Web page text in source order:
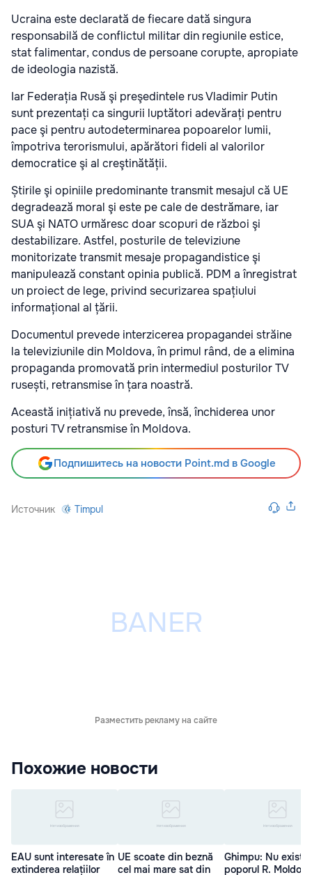
Ucraina este declarată de fiecare dată singura
responsabilă de conflictul militar din regiunile estice,
stat falimentar, condus de persoane corupte, apropiate
de ideologia nazistă.
Iar Federația Rusă şi preşedintele rus Vladimir Putin
sunt prezentați ca singurii luptători adevărați pentru
pace şi pentru autodeterminarea popoarelor lumii,
împotriva terorismului, apărători fideli al valorilor
democratice şi al creştinătății.
Știrile şi opiniile predominante transmit mesajul că UE
degradează moral şi este pe cale de destrămare, iar
SUA şi NATO urmăresc doar scopuri de război şi
destabilizare. Astfel, posturile de televiziune
monitorizate transmit mesaje propagandistice şi
manipulează constant opinia publică. PDM a înregistrat
un proiect de lege, privind securizarea spațiului
informațional al țării.
Documentul prevede interzicerea propagandei străine
la televiziunile din Moldova, în primul rând, de a elimina
propaganda promovată prin intermediul posturilor TV
rusești, retransmise în țara noastră.
Această inițiativă nu prevede, însă, închiderea unor
posturi TV retransmise în Moldova.
Подпишитесь на новости Point.md в Google
Источник Timpul
Разместить рекламу на сайте
Похожие новости
EAU sunt interesate în
extinderea relațiilor
UE scoate din beznă
cel mai mare sat din
Ghimpu: Nu există
poporul R.